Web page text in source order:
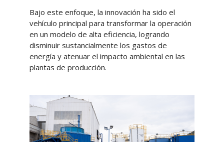
Bajo este enfoque, la innovación ha sido el
vehículo principal para transformar la operación
en un modelo de alta eficiencia, logrando
disminuir sustancialmente los gastos de
energía y atenuar el impacto ambiental en las
plantas de producción.